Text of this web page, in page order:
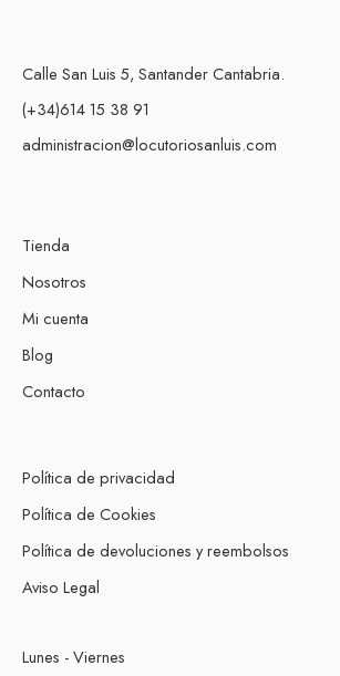
Calle San Luis 5, Santander Cantabria.
(+34)614 15 38 91
administracion@locutoriosanluis.com
Tienda
Nosotros
Mi cuenta
Blog
Contacto
Política de privacidad
Política de Cookies
Política de devoluciones y reembolsos
Aviso Legal
Lunes - Viernes